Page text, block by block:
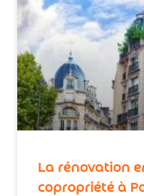
La rénovation
copropriété à